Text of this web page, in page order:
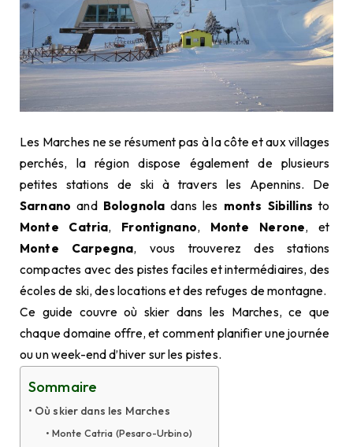
Les Marches ne se résument pas à la côte et aux villages
perchés, la région dispose également de plusieurs
petites stations de ski à travers les Apennins. De
Sarnano and Bolognola dans les monts Sibillins to
Monte Catria, Frontignano, Monte Nerone, et
Monte Carpegna, vous trouverez des stations
compactes avec des pistes faciles et intermédiaires, des
écoles de ski, des locations et des refuges de montagne.
Ce guide couvre où skier dans les Marches, ce que
chaque domaine offre, et comment planifier une journée
ou un week-end d’hiver sur les pistes.
Sommaire
Où skier dans les Marches
Monte Catria (Pesaro-Urbino)